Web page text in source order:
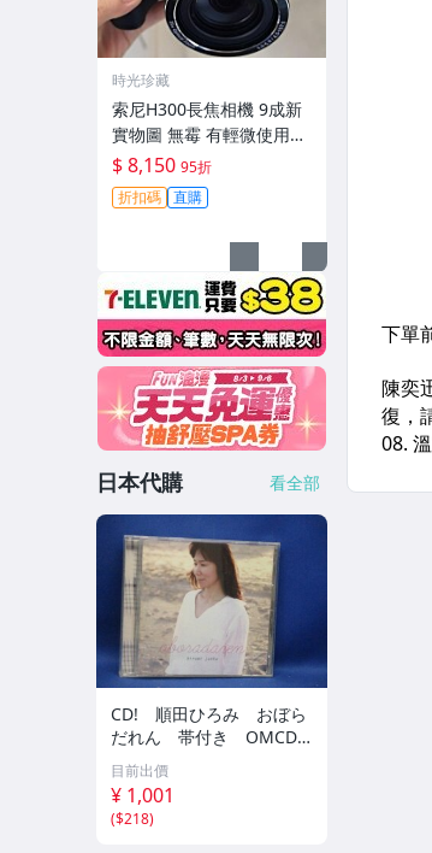
時光珍藏
索尼H300長焦相機 9成新
實物圖 無霉 有輕微使用痕
跡 機身鏡頭原裝 無拆修無
翻新-3430
$ 8,150 95折
折扣碼 直購
日本代購 看全部
CD! 順田ひろみ おぼら
だれん 帯付き OMCD-1
6 42405
目前出價
¥ 1,001
($218)